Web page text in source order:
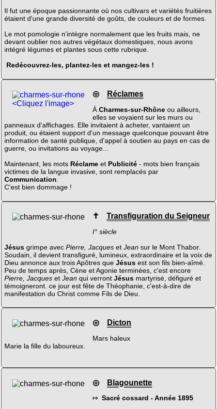
Il fut une époque passionnante où nos cultivars et variétés fruitières
étaient d'une grande diversité de goûts, de couleurs et de formes.
Le mot pomologie n'intègre normalement que les fruits mais, ne
devant oublier nos autres végétaux domestiques, nous avons
intégré légumes et plantes sous cette rubrique.
Redécouvrez-les, plantez-les et mangez-les !
<Cliquez l'image>
◎ Réclames
À Charmes-sur-Rhôneou ailleurs,
elles se voyaient sur les murs ou
panneaux d'affichages. Elle invitaient à acheter, vantaient un
produit, ou étaient support d'un message quelconque pouvant être
information de santé publique, d'appel à soutien au pays en cas de
guerre, ou invitations au voyage...
Maintenant, les mots Réclameet Publicité- mots bien français
victimes de la langue invasive, sont remplacés par
Communication
C'est bien dommage !
✝ Transfiguration du Seigneur
I° siècle
Jésusgrimpe avec Pierre, Jacqueset Jean sur le Mont Thabor.
Soudain, il devient transfiguré, lumineux, extraordinaire et la voix de
Dieu annonce aux trois Apôtres que Jésusest son fils bien-aîmé.
Peu de temps après, Cène et Agonie terminées, c'est encore
Pierre, Jacqueset Jean qui verront Jésusmartyrisé, défiguré et
témoigneront. ce jour est fête de Théophanie, c'est-à-dire de
manifestation du Christ comme Fils de Dieu.
◎ Dicton
Mars haleux
Marie la fille du laboureux.
◎ Blagounette
⤇ Sacré cossard - Année 1895